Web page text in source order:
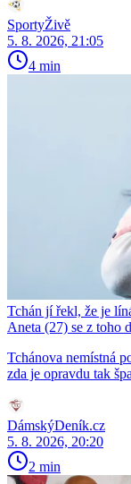
SportyŽivě
5. 8. 2026, 21:05
4 min
Tchán jí řekl, že je
Aneta (27) se z toho
Tchánova nemístná
zda je opravdu tak
DámskýDeník.cz
5. 8. 2026, 20:20
2 min